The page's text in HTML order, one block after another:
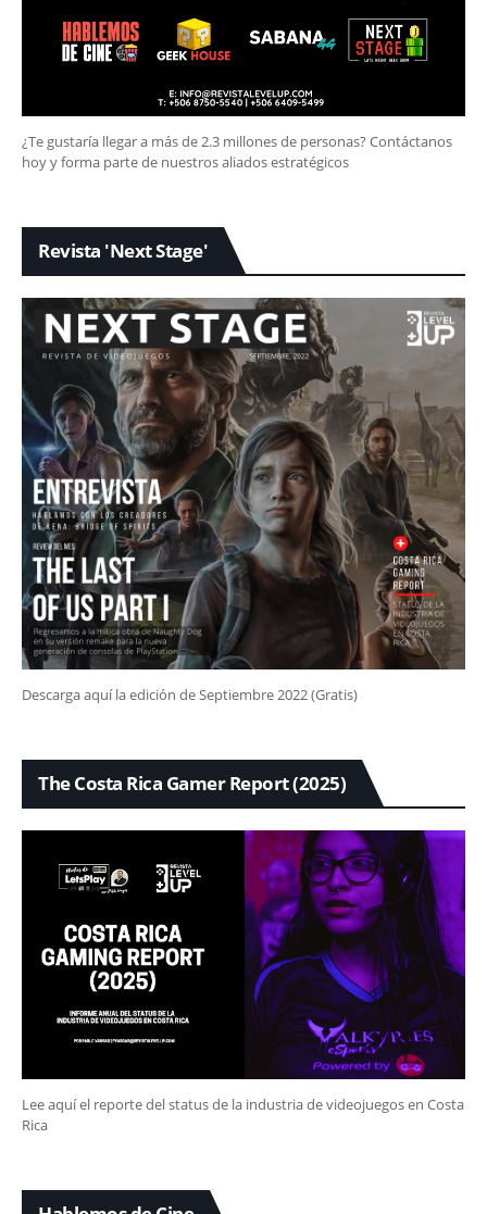
¿Te gustaría llegar a más de 2.3 millones de personas? Contáctanos
hoy y forma parte de nuestros aliados estratégicos
Revista 'Next Stage'
Descarga aquí la edición de Septiembre 2022 (Gratis)
The Costa Rica Gamer Report (2025)
Lee aquí el reporte del status de la industria de videojuegos en Costa
Rica